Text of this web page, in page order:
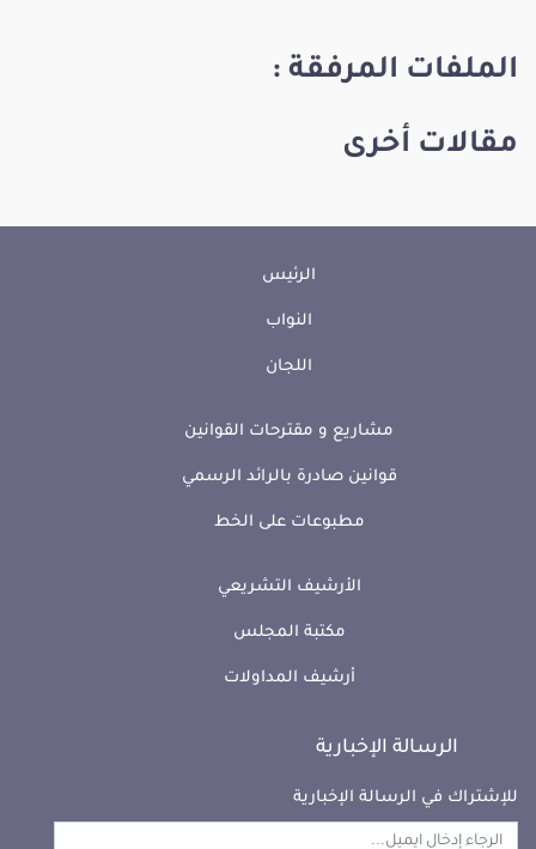
الملفات المرفقة :
مقالات أخرى
الرئيس
النواب
اللجان
مشاريع و مقترحات القوانين
قوانين صادرة بالرائد الرسمي
مطبوعات على الخط
الأرشيف التشريعي
مكتبة المجلس
أرشيف المداولات
الرسالة الإخبارية
للإشتراك في الرسالة الإخبارية